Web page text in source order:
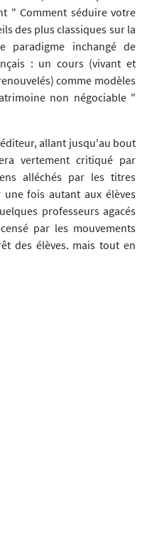
" Comment séduire votre
des plus classiques sur la
paradigme inchangé de
: un cours (vivant et
comme modèles
non négociable "
allant jusqu'au bout
vertement critiqué par
alléchés par les titres
fois autant aux élèves
professeurs agacés
par les mouvements
des élèves, mais tout en